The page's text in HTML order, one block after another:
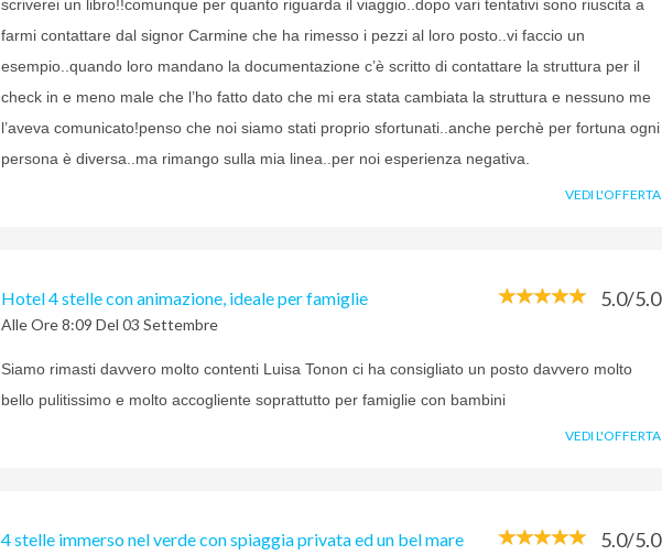
scriverei un libro!!comunque per quanto riguarda il viaggio..dopo vari tentativi sono riuscita a
farmi contattare dal signor Carmine che ha rimesso i pezzi al loro posto..vi faccio un
esempio..quando loro mandano la documentazione c’è scritto di contattare la struttura per il
check in e meno male che l’ho fatto dato che mi era stata cambiata la struttura e nessuno me
l’aveva comunicato!penso che noi siamo stati proprio sfortunati..anche perchè per fortuna ogni
persona è diversa..ma rimango sulla mia linea..per noi esperienza negativa.
VEDI L'OFFERTA
Hotel 4 stelle con animazione, ideale per famiglie
Alle Ore 8:09 Del 03 Settembre
5.0/5.0
Siamo rimasti davvero molto contenti Luisa Tonon ci ha consigliato un posto davvero molto
bello pulitissimo e molto accogliente soprattutto per famiglie con bambini
VEDI L'OFFERTA
4 stelle immerso nel verde con spiaggia privata ed un bel mare 5.0/5.0